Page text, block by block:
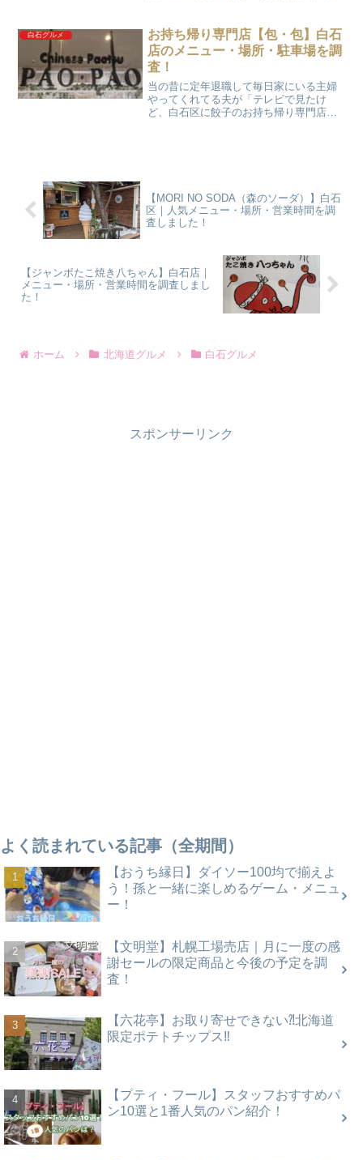
2人で行ってみることにしました。2021年
（令和3年）12...
白石グルメ
お持ち帰り専門店【包・包】白石
店のメニュー・場所・駐車場を調
査！
当の昔に定年退職して毎日家にいる主婦
やってくれてる夫が「テレビで見たけ
ど、白石区に餃子のお持ち帰り専門店が
【MORI NO SODA（森のソーダ）】白石
区｜人気メニュー・場所・営業時間を調
査しました！
【ジャンボたこ焼き八ちゃん】白石店｜
メニュー・場所・営業時間を調査しまし
た！
ホーム 北海道グルメ 白石グルメ
スポンサーリンク
よく読まれている記事（全期間）
【おうち縁日】ダイソー100均で揃えよ
う！孫と一緒に楽しめるゲーム・メニュ
ー！
【文明堂】札幌工場売店｜月に一度の感
謝セールの限定商品と今後の予定を調
査！
【六花亭】お取り寄せできない⁈北海道
限定ポテトチップス‼
【プティ・フール】スタッフおすすめパ
ン10選と1番人気のパン紹介！